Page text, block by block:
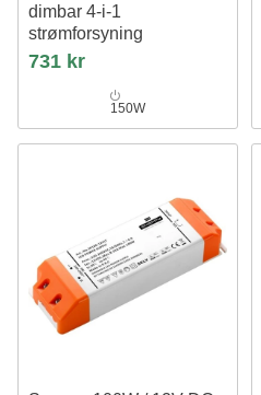
dimbar 4-i-1
strømforsyning
12,5A, IP20 innendørs
731 kr
150W